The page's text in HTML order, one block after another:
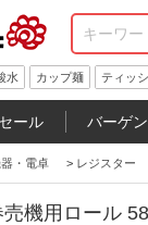
水 カップ麺 ティッ
ール バーゲ
・電卓 > レジスター
機用ロール